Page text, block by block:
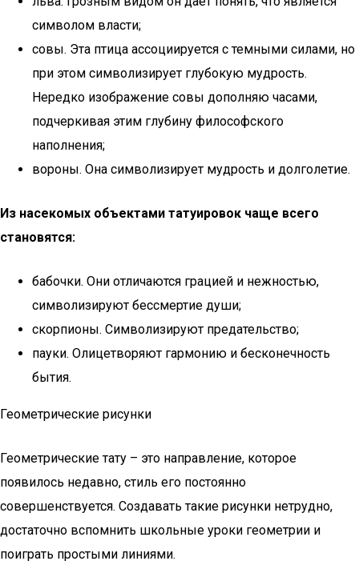
символом власти;
совы. Эта птица ассоциируется с темными силами, но
при этом символизирует глубокую мудрость.
Нередко изображение совы дополняю часами,
подчеркивая этим глубину философского
наполнения;
вороны. Она символизирует мудрость и долголетие.
Из насекомых объектами татуировок чаще всего
становятся:
бабочки. Они отличаются грацией и нежностью,
символизируют бессмертие души;
скорпионы. Символизируют предательство;
пауки. Олицетворяют гармонию и бесконечность
бытия.
Геометрические рисунки
Геометрические тату – это направление, которое
появилось недавно, стиль его постоянно
совершенствуется. Создавать такие рисунки нетрудно,
достаточно вспомнить школьные уроки геометрии и
поиграть простыми линиями.